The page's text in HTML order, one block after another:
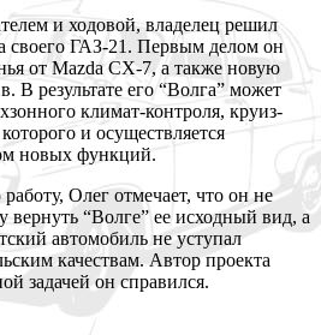
и ходовой, владелец решил
своего ГАЗ-21. Первым делом он
от Mazda CX-7, а также новую
В результате его “Волга” может
климат-контроля, круиз-
и осуществляется
новых функций.
Олег отмечает, что он не
вернуть “Волге” ее исходный вид, a
автомобиль не уступал
качествам. Автор проекта
задачей он справился.